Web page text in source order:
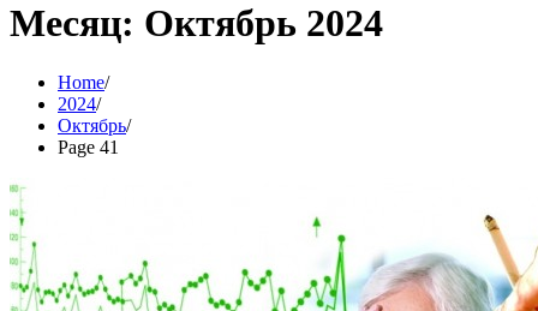
Месяц: Октябрь 2024
Home
2024
Октябрь
Page 41